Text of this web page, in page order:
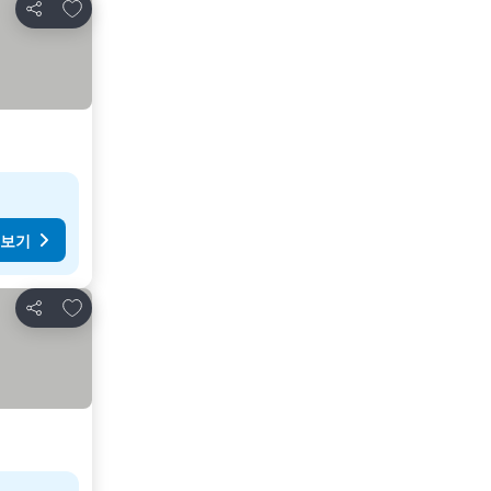
공유
즐겨찾기에 추가
기
공유
즐겨찾기에 추가